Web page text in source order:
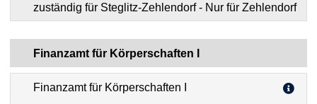
zuständig für Steglitz-Zehlendorf - Nur für Zehlendorf
Finanzamt für Körperschaften I
Finanzamt für Körperschaften I